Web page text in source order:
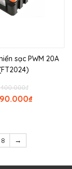
sạc PWM 20A
₫
400.000
₫
→